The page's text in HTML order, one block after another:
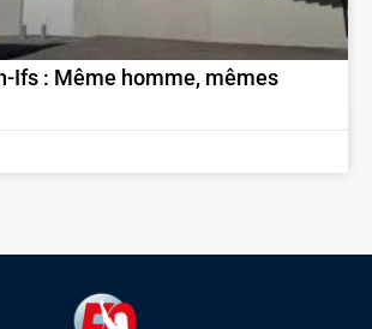
Ifs : Même homme, mêmes